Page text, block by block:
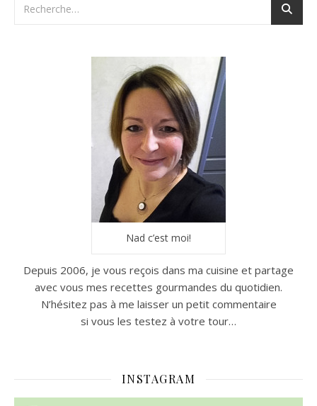
Nad c’est moi!
Depuis 2006, je vous reçois dans ma cuisine et partage
avec vous mes recettes gourmandes du quotidien.
N’hésitez pas à me laisser un petit commentaire
si vous les testez à votre tour…
INSTAGRAM